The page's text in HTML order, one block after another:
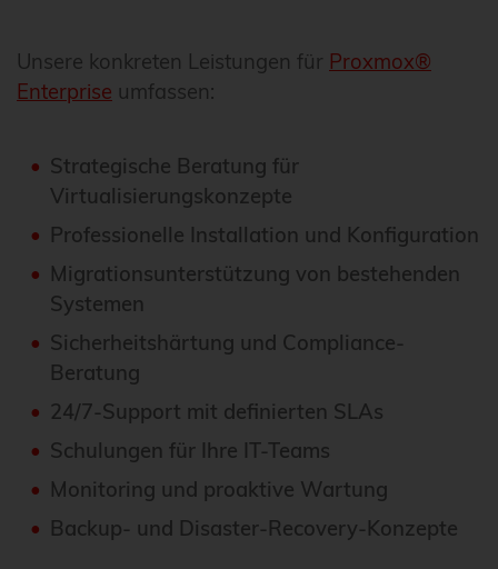
Unsere konkreten Leistungen für Proxmox®
Enterprise umfassen:
Strategische Beratung für
Virtualisierungskonzepte
Professionelle Installation und Konfiguration
Migrationsunterstützung von bestehenden
Systemen
Sicherheitshärtung und Compliance-
Beratung
24/7-Support mit definierten SLAs
Schulungen für Ihre IT-Teams
Monitoring und proaktive Wartung
Backup- und Disaster-Recovery-Konzepte